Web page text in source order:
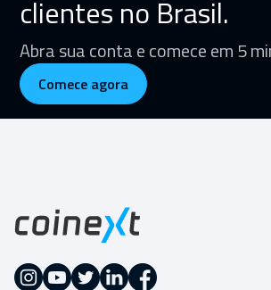
clientes no Brasil.
Abra sua conta e comece em 5
Comece agora